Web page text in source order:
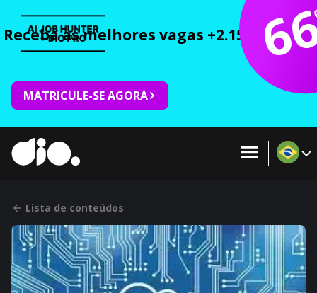
Receba as melhores vagas +2.150 cursos
MATRICULE-SE AGORA
Lista de conteúdos